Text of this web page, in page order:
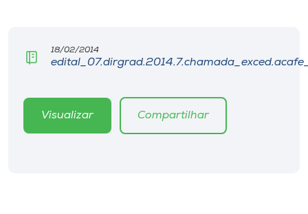
Biblioteca
Editora
Rádio
18/02/2014
Visualizar Compartilhar